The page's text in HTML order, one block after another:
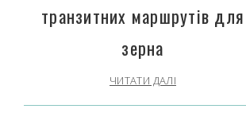
транзитних маршрутів для
зерна
ЧИТАТИ ДАЛІ